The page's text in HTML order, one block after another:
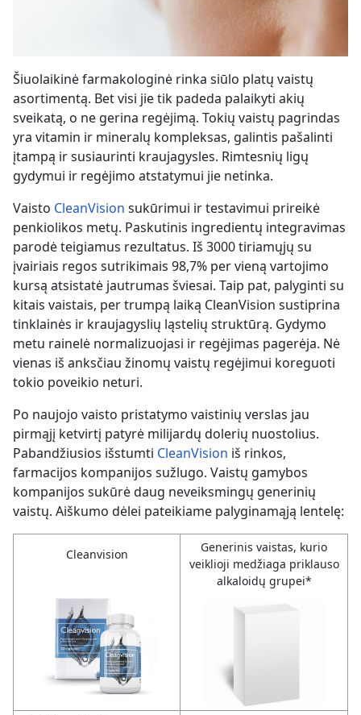
Šiuolaikinė farmakologinė rinka siūlo platų vaistų
asortimentą. Bet visi jie tik padeda palaikyti akių
sveikatą, o ne gerina regėjimą. Tokių vaistų pagrindas
yra vitamin ir mineralų kompleksas, galintis pašalinti
įtampą ir susiaurinti kraujagysles. Rimtesnių ligų
gydymui ir regėjimo atstatymui jie netinka.
Vaisto CleanVision sukūrimui ir testavimui prireikė
penkiolikos metų. Paskutinis ingredientų integravimas
parodė teigiamus rezultatus. Iš 3000 tiriamųjų su
įvairiais regos sutrikimais 98,7% per vieną vartojimo
kursą atsistatė jautrumas šviesai. Taip pat, palyginti su
kitais vaistais, per trumpą laiką CleanVision sustiprina
tinklainės ir kraujagyslių ląstelių struktūrą. Gydymo
metu rainelė normalizuojasi ir regėjimas pagerėja. Nė
vienas iš anksčiau žinomų vaistų regėjimui koreguoti
tokio poveikio neturi.
Po naujojo vaisto pristatymo vaistinių verslas jau
pirmąjį ketvirtį patyrė milijardų dolerių nuostolius.
Pabandžiusios išstumti CleanVision iš rinkos,
farmacijos kompanijos sužlugo. Vaistų gamybos
kompanijos sukūrė daug neveiksmingų generinių
vaistų. Aiškumo dėlei pateikiame palyginamąją lentelę:
Cleanvision
Generinis vaistas, kurio
veiklioji medžiaga priklauso
alkaloidų grupei*